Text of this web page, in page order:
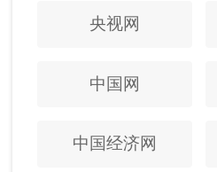
央视网
中国网
中国经济网